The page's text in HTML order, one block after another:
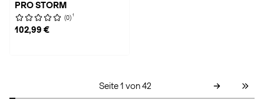
PRO STORM
(0) 1
102,99 €
Seite 1 von 42